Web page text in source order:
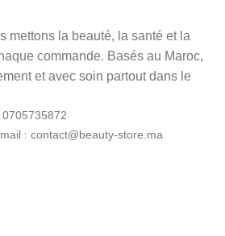
mettons la beauté, la santé et la
commande. Basés au Maroc,
et avec soin partout dans le
0705735872
: contact@beauty-store.ma